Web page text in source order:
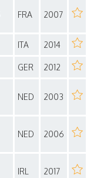
FRA 2007
ITA 2014
GER 2012
NED 2003
NED 2006
IRL 2017